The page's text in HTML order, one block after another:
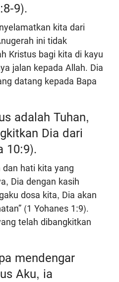
9).
kita dari
ini tidak
Kristus bagi kita di kayu
jalan kepada Allah. Dia
datang kepada Bapa
adalah Tuhan,
Dia dari
10:9).
hati kita yang
Dia dengan kasih
dosa kita, Dia akan
(1 Yohanes 1:9).
telah dibangkitkan
mendengar
Aku, ia